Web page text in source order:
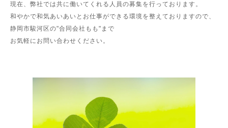
現在、弊社では共に働いてくれる人員の募集を行っております。
和やかで和気あいあいとお仕事ができる環境を整えておりますので、
静岡市駿河区の"合同会社もも"まで
お気軽にお問い合わせください。